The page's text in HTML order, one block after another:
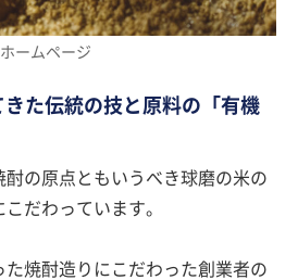
ームページ
た伝統の技と原料の「有機
酎の原点ともいうべき球磨の米の
だわっています。
た焼酎造りにこだわった創業者の